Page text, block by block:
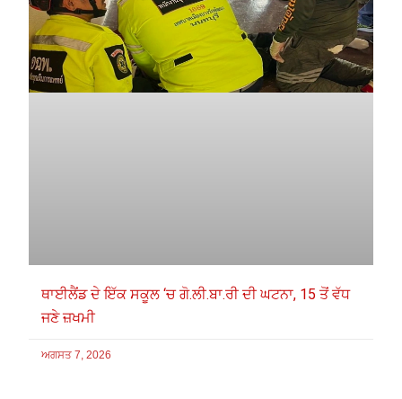
ਥਾਈਲੈਂਡ ਦੇ ਇੱਕ ਸਕੂਲ ‘ਚ ਗੋ.ਲੀ.ਬਾ.ਰੀ ਦੀ ਘਟਨਾ, 15 ਤੋਂ ਵੱਧ
ਜਣੇ ਜ਼ਖਮੀ
ਅਗਸਤ 7, 2026